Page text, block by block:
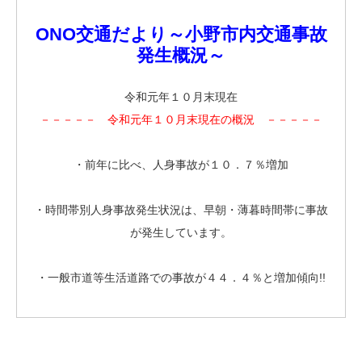
ONO交通だより～小野市内交通事故
発生概況～
令和元年１０月末現在
－－－－－ 令和元年１０月末現在の概況 －－－－－
・前年に比べ、人身事故が１０．７％増加
・時間帯別人身事故発生状況は、早朝・薄暮時間帯に事故
が発生しています。
・一般市道等生活道路での事故が４４．４％と増加傾向!!